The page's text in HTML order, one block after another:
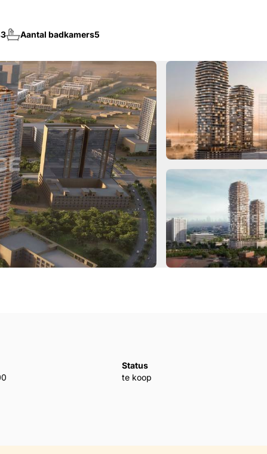
3 Aantal badkamers5
Status
te koop